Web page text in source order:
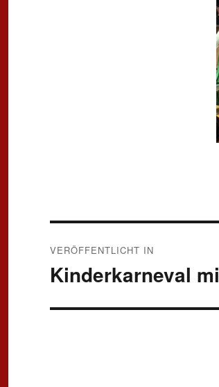
VERÖFFENTLICHT IN
Kinderkarneval